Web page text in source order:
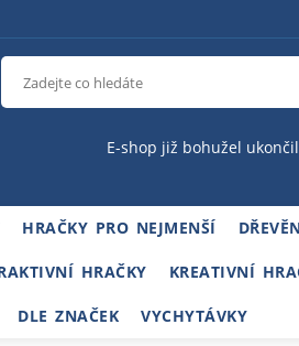
E-shop již bohužel
HRAČKY PRO NEJMENŠÍ
HRAČKY KREATIVNÍ
DLE ZNAČEK VYCHYTÁVKY